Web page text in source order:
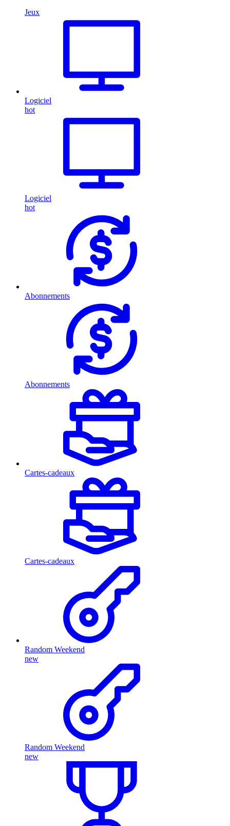
Jeux
Logiciel
hot
Logiciel
hot
Abonnements
Abonnements
Cartes-cadeaux
Cartes-cadeaux
Random Weekend
new
Random Weekend
new